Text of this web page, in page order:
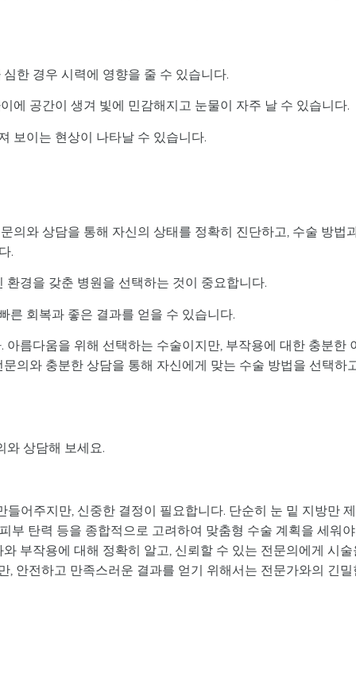
한 경우 시력에 영향을 줄 수 있습니다.
에 공간이 생겨 빛에 민감해지고 눈물이 자주 날 수 있습니다.
보이는 현상이 나타날 수 있습니다.
의와 상담을 통해 자신의 상태를 정확히 진단하고, 수술 방법
.
경을 갖춘 병원을 선택하는 것이 중요합니다.
른 회복과 좋은 결과를 얻을 수 있습니다.
름다움을 위해 선택하는 수술이지만, 부작용에 대한 충분한
의와 충분한 상담을 통해 자신에게 맞는 수술 방법을 선택하
와 상담해 보세요.
어주지만, 신중한 결정이 필요합니다. 단순히 눈 밑 지방만
부 탄력 등을 종합적으로 고려하여 맞춤형 수술 계획을 세워야
부작용에 대해 정확히 알고, 신뢰할 수 있는 전문의에게 시술
, 안전하고 만족스러운 결과를 얻기 위해서는 전문가와의 긴밀